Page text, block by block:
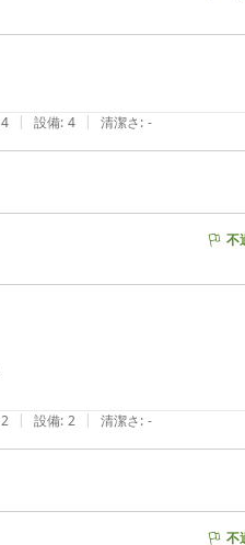
4 | 設備: 4 | 清潔さ: -
不
2 | 設備: 2 | 清潔さ: -
不